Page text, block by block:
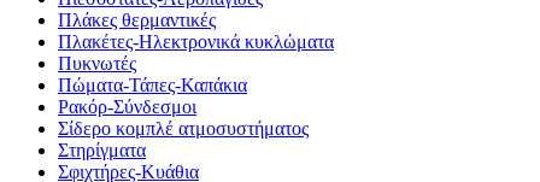
Πλάκες θερμαντικές
Πλακέτες-Ηλεκτρονικά κυκλώματα
Πυκνωτές
Πώματα-Τάπες-Καπάκια
Ρακόρ-Σύνδεσμοι
Σίδερο κομπλέ ατμοσυστήματος
Στηρίγματα
Σφιχτήρες-Κυάθια